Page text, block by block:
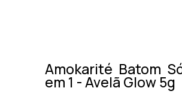
Amokarité Batom
em 1 - Avelã Glow 5g